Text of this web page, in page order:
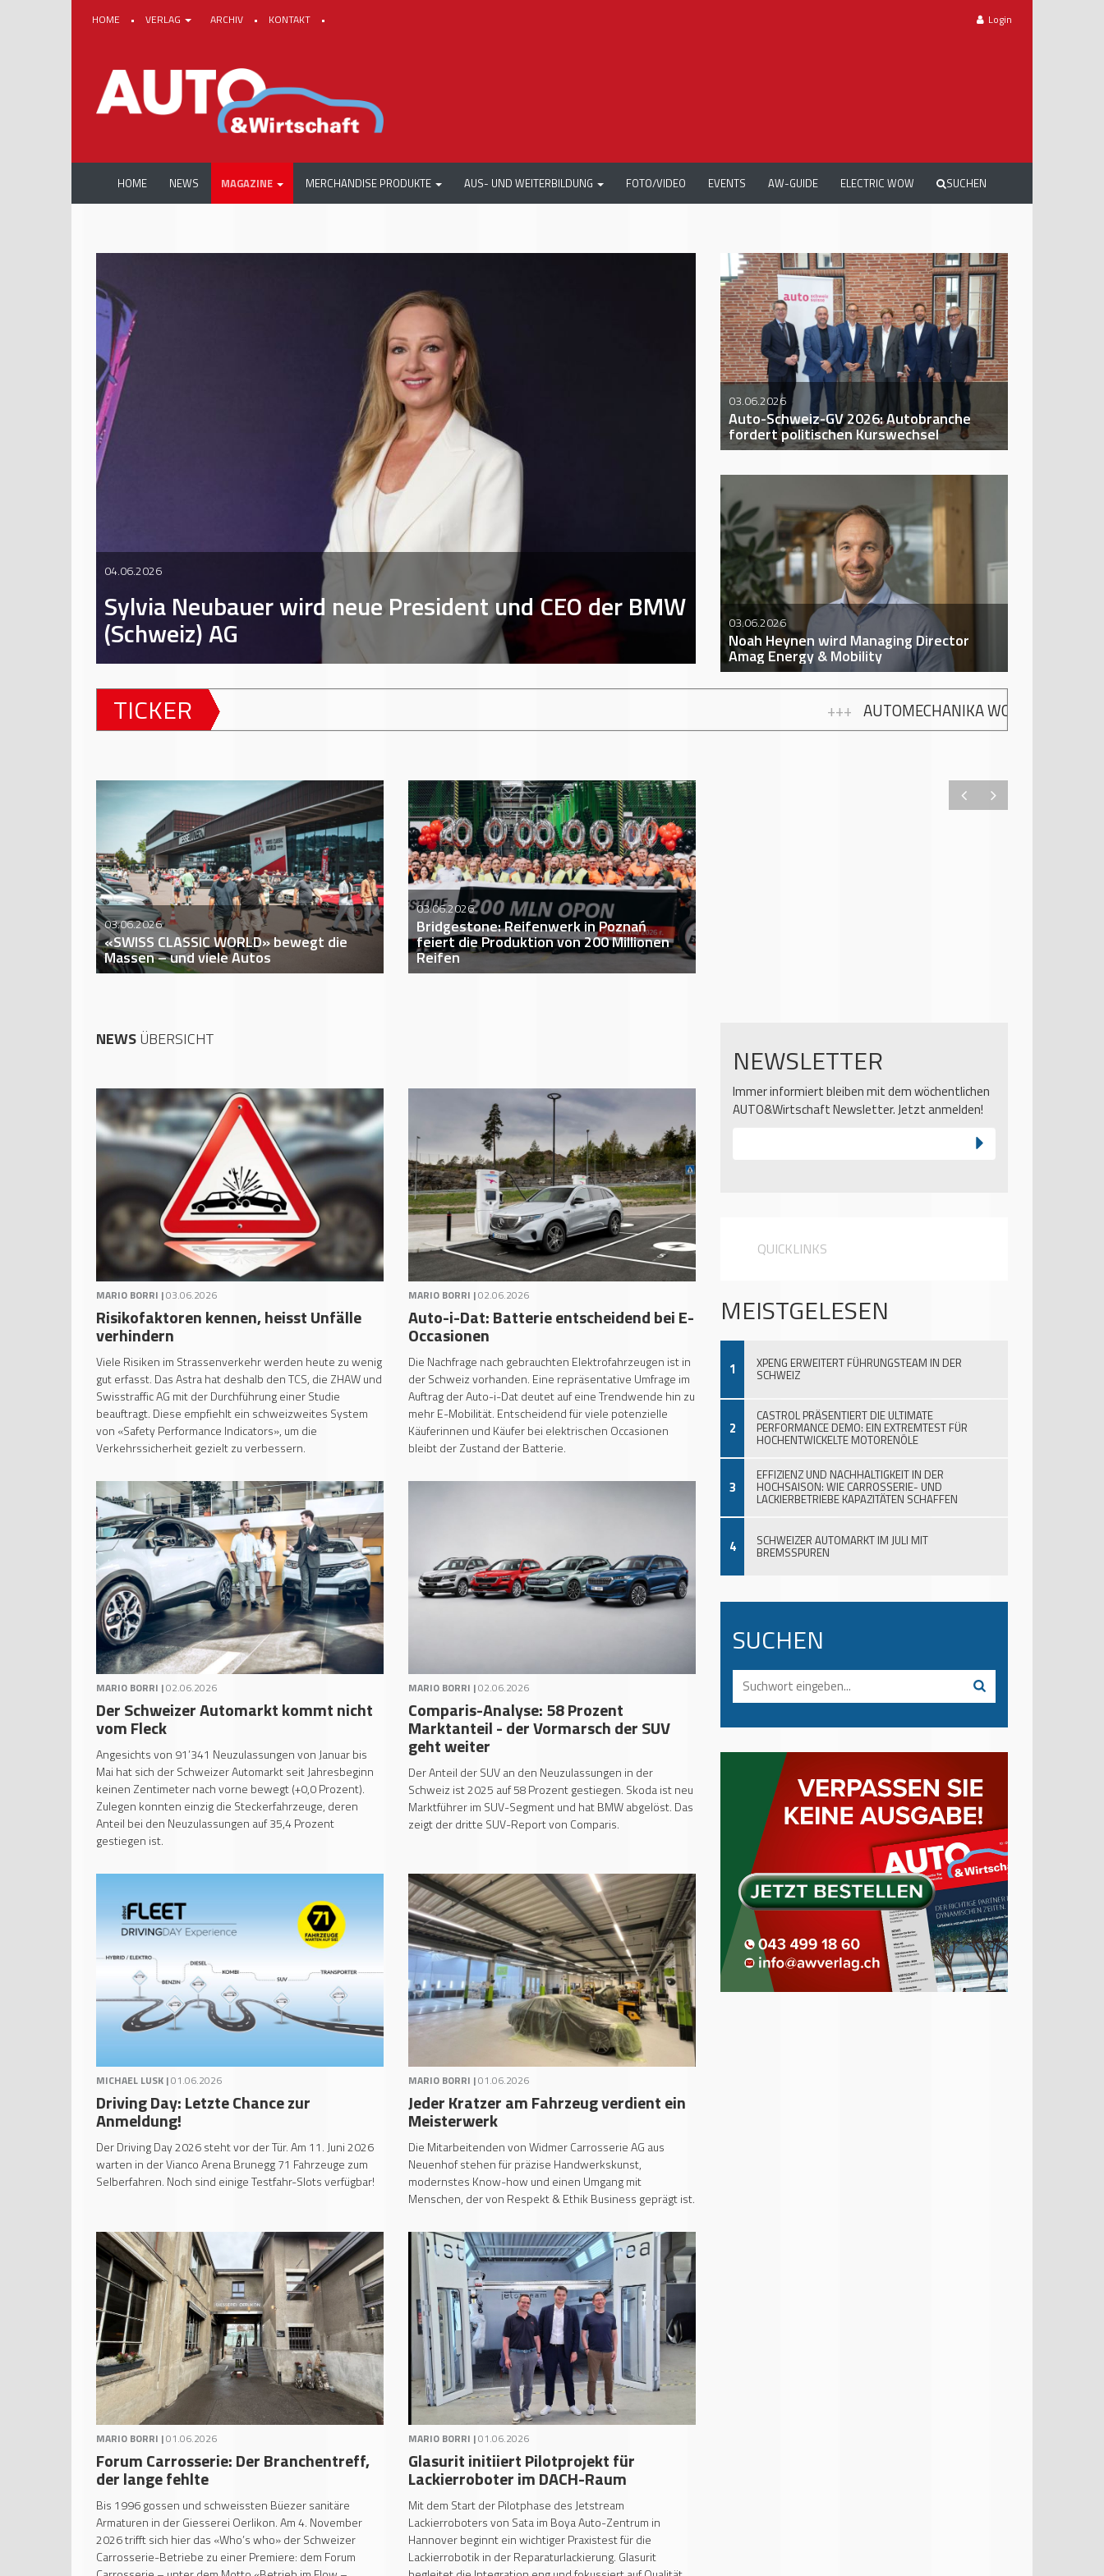
HOME • VERLAG ARCHIV • KONTAKT • Login
HOME NEWS MAGAZINE MERCHANDISE PRODUKTE AUS- UND WEITERBILDUNG FOTO/VIDEO EVENTS AW-GUIDE ELECTRIC WOW SUCHEN
04.06.2026
Sylvia Neubauer wird neue President und CEO der BMW
(Schweiz) AG
03.06.2026
Auto-Schweiz-GV 2026: Autobranche
fordert politischen Kurswechsel
03.06.2026
Noah Heynen wird Managing Director
Amag Energy & Mobility
TICKER AUTOMECHANIKA WORKSHOPS: GRATIS WEITERBILDUNG ZUR
03.06.2026
«SWISS CLASSIC WORLD» bewegt die
Massen – und viele Autos
03.06.2026
Bridgestone: Reifenwerk in Poznań
feiert die Produktion von 200 Millionen
Reifen
NEWSÜBERSICHT
MARIO BORRI |03.06.2026
Risikofaktoren kennen, heisst Unfälle
verhindern
Viele Risiken im Strassenverkehr werden heute zu wenig
gut erfasst. Das Astra hat deshalb den TCS, die ZHAW und
Swisstraffic AG mit der Durchführung einer Studie
beauftragt. Diese empfiehlt ein schweizweites System
von «Safety Performance Indicators», um die
Verkehrssicherheit gezielt zu verbessern.
MARIO BORRI |02.06.2026
Auto-i-Dat: Batterie entscheidend bei E-
Occasionen
Die Nachfrage nach gebrauchten Elektrofahrzeugen ist in
der Schweiz vorhanden. Eine repräsentative Umfrage im
Auftrag der Auto-i-Dat deutet auf eine Trendwende hin zu
mehr E-Mobilität. Entscheidend für viele potenzielle
Käuferinnen und Käufer bei elektrischen Occasionen
bleibt der Zustand der Batterie.
MARIO BORRI |02.06.2026
Der Schweizer Automarkt kommt nicht
vom Fleck
Angesichts von 91’341 Neuzulassungen von Januar bis
Mai hat sich der Schweizer Automarkt seit Jahresbeginn
keinen Zentimeter nach vorne bewegt (+0,0 Prozent).
Zulegen konnten einzig die Steckerfahrzeuge, deren
Anteil bei den Neuzulassungen auf 35,4 Prozent
gestiegen ist.
MARIO BORRI |02.06.2026
Comparis-Analyse: 58 Prozent
Marktanteil - der Vormarsch der SUV
geht weiter
Der Anteil der SUV an den Neuzulassungen in der
Schweiz ist 2025 auf 58 Prozent gestiegen. Skoda ist neu
Marktführer im SUV-Segment und hat BMW abgelöst. Das
zeigt der dritte SUV-Report von Comparis.
MICHAEL LUSK |01.06.2026
Driving Day: Letzte Chance zur
Anmeldung!
Der Driving Day 2026 steht vor der Tür. Am 11. Juni 2026
warten in der Vianco Arena Brunegg 71 Fahrzeuge zum
Selberfahren. Noch sind einige Testfahr-Slots verfügbar!
MARIO BORRI |01.06.2026
Jeder Kratzer am Fahrzeug verdient ein
Meisterwerk
Die Mitarbeitenden von Widmer Carrosserie AG aus
Neuenhof stehen für präzise Handwerkskunst,
modernstes Know-how und einen Umgang mit
Menschen, der von Respekt & Ethik Business geprägt ist.
MARIO BORRI |01.06.2026
Forum Carrosserie: Der Branchentreff,
der lange fehlte
Bis 1996 gossen und schweissten Büezer sanitäre
Armaturen in der Giesserei Oerlikon. Am 4. November
2026 trifft sich hier das «Who’s who» der Schweizer
Carrosserie-Betriebe zu einer Premiere: dem Forum
MARIO BORRI |01.06.2026
Glasurit initiiert Pilotprojekt für
Lackierroboter im DACH-Raum
Mit dem Start der Pilotphase des Jetstream
Lackierroboters von Sata im Boya Auto-Zentrum in
Hannover beginnt ein wichtiger Praxistest für die
Lackierrobotik in der Reparaturlackierung. Glasurit
NEWSLETTER
Immer informiert bleiben mit dem wöchentlichen
AUTO&Wirtschaft Newsletter. Jetzt anmelden!
QUICKLINKS
MEISTGELESEN
1 XPENG ERWEITERT FÜHRUNGSTEAM IN DER
SCHWEIZ
2
CASTROL PRÄSENTIERT DIE ULTIMATE
PERFORMANCE DEMO: EIN EXTREMTEST FÜR
HOCHENTWICKELTE MOTORENÖLE
3
EFFIZIENZ UND NACHHALTIGKEIT IN DER
HOCHSAISON: WIE CARROSSERIE- UND
LACKIERBETRIEBE KAPAZITÄTEN SCHAFFEN
4 SCHWEIZER AUTOMARKT IM JULI MIT
BREMSSPUREN
SUCHEN